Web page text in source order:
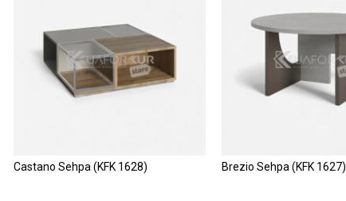
Castano Sehpa (KFK 1628) Brezio Sehpa (KFK 1627)